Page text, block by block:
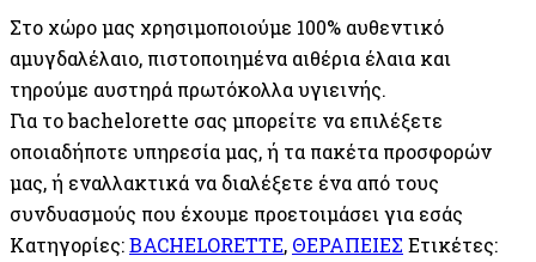
Στο χώρο μας χρησιμοποιούμε 100% αυθεντικό
αμυγδαλέλαιο, πιστοποιημένα αιθέρια έλαια και
τηρούμε αυστηρά πρωτόκολλα υγιεινής.
Για το bachelorette σας μπορείτε να επιλέξετε
οποιαδήποτε υπηρεσία μας, ή τα πακέτα προσφορών
μας, ή εναλλακτικά να διαλέξετε ένα από τους
συνδυασμούς που έχουμε προετοιμάσει για εσάς
Κατηγορίες:BACHELORETTE, ΘΕΡΑΠΕΙΕΣ Ετικέτες: